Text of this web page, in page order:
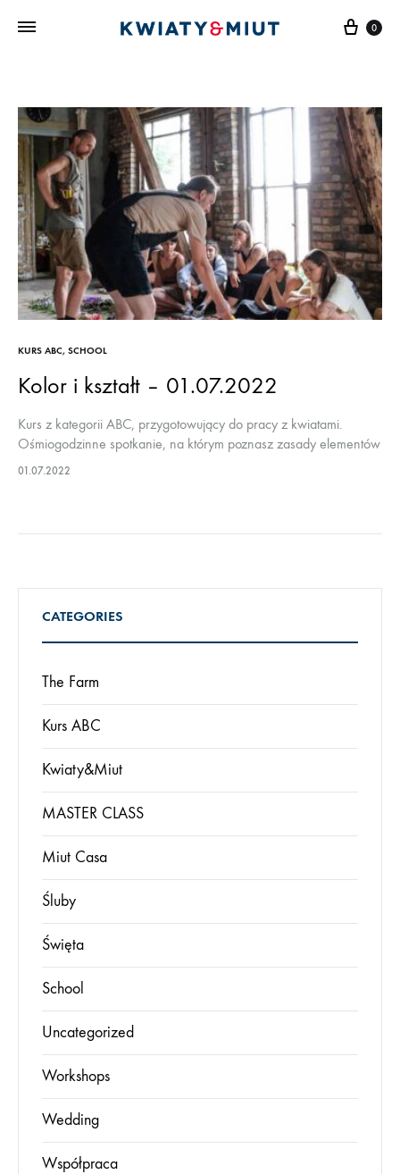
Cart
0
KURS ABC, SCHOOL
Kolor i kształt – 01.07.2022
Kurs z kategorii ABC, przygotowujący do pracy z kwiatami.
Ośmiogodzinne spotkanie, na którym poznasz zasady elementów
kompozycji – przede wszystkim koloru i kształtu, ale także linii i
01.07.2022
CATEGORIES
The Farm
Kurs ABC
Kwiaty&Miut
MASTER CLASS
Miut Casa
Śluby
Święta
School
Uncategorized
Workshops
Wedding
Współpraca